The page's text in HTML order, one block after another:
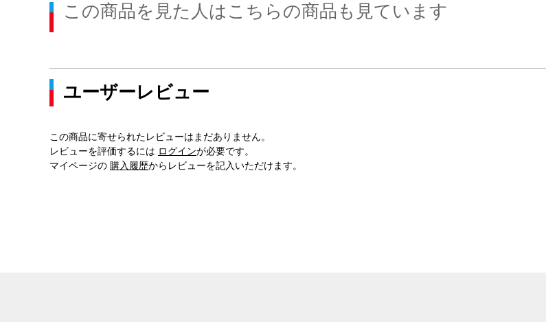
この商品を見た人はこちらの商品も見ています
ユーザーレビュー
この商品に寄せられたレビューはまだありません。
レビューを評価するには ログインが必要です。
マイページの 購入履歴からレビューを記入いただけます。